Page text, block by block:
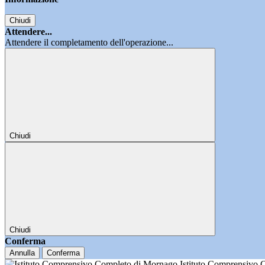
Chiudi
Attendere...
Attendere il completamento dell'operazione...
Chiudi
Chiudi
Conferma
Annulla Conferma